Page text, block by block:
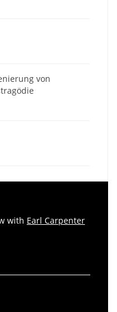
von
with Earl Carpenter